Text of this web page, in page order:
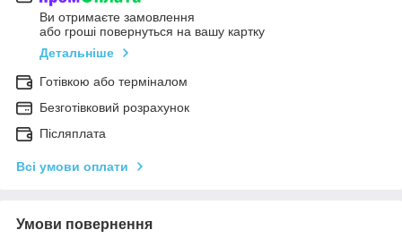
Ви отримаєте замовлення
або гроші повернуться на вашу картку
Детальніше
Готівкою або терміналом
Безготівковий розрахунок
Післяплата
Всі умови оплати
Умови повернення